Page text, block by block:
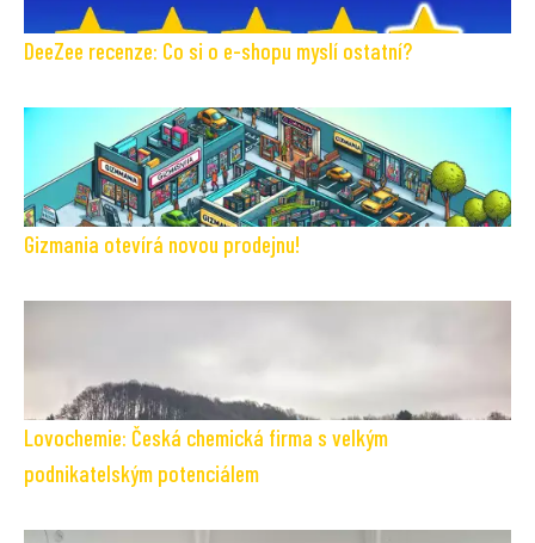
DeeZee recenze: Co si o e-shopu myslí ostatní?
Gizmania otevírá novou prodejnu!
Lovochemie: Česká chemická firma s velkým
podnikatelským potenciálem